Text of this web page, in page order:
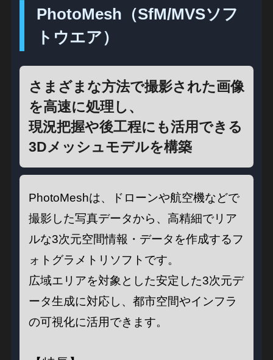
PhotoMesh（SfM/MVSソフ
トウエア）
さまざまな方法で撮影された画像
を高速に処理し、
現況把握や後工程にも活用できる
3Dメッシュモデルを構築
PhotoMeshは、ドローンや航空機などで
撮影した写真データから、高精細でリア
ルな3次元空間情報・データを作成するフ
ォトグラメトリソフトです。
広域エリアを対象とした安定した3次元デ
ータ生成に対応し、都市空間やインフラ
の可視化に活用できます。